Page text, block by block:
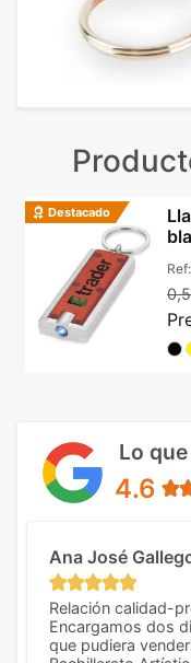
Destacado
Ref:
Lo
4.6
Ana José
Relación calidad-
Encargamos dos
que pudiera